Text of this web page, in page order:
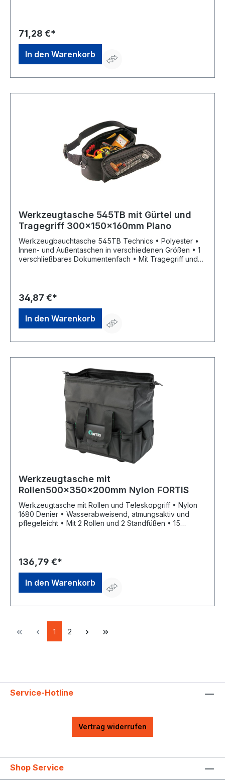
Tragegriff aus Metallrohr mit weicher Griffzone
Lieferung: Inklusive Tagegurt.
71,28 €*
In den Warenkorb
Werkzeugtasche 545TB mit Gürtel und
Tragegriff 300x150x160mm Plano
Werkzeugbauchtasche 545TB Technics • Polyester •
Innen- und Außentaschen in verschiedenen Größen • 1
verschließbares Dokumentenfach • Mit Tragegriff und
34,87 €*
In den Warenkorb
Werkzeugtasche mit
Rollen500x350x200mm Nylon FORTIS
Werkzeugtasche mit Rollen und Teleskopgriff • Nylon
1680 Denier • Wasserabweisend, atmungsaktiv und
pflegeleicht • Mit 2 Rollen und 2 Standfüßen • 15
Reißverschluss • Mit 2 Tragegriffen und Teleskopgriff
136,79 €*
In den Warenkorb
1 2
Service-Hotline
Vertrag widerrufen
Shop Service